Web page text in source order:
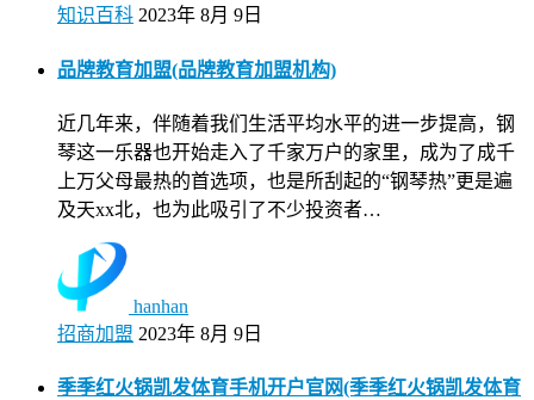
知识百科 2023年 8月 9日
品牌教育加盟(品牌教育加盟机构)
近几年来，伴随着我们生活平均水平的进一步提高，钢
琴这一乐器也开始走入了千家万户的家里，成为了成千
上万父母最热的首选项，也是所刮起的“钢琴热”更是遍
及天xx北，也为此吸引了不少投资者…
hanhan
招商加盟 2023年 8月 9日
季季红火锅凯发体育手机开户官网(季季红火锅凯发体育